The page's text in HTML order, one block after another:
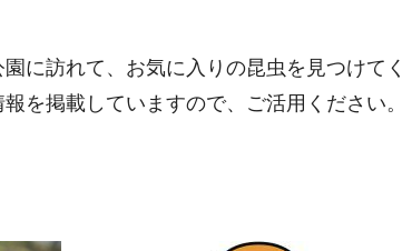
に訪れて、お気に入りの昆虫を見つけて
を掲載していますので、ご活用ください。